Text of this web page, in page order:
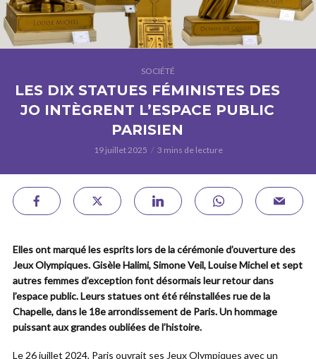
SOCIÉTÉ
LES DIX STATUES FÉMINISTES DES
JO INTÈGRENT L’ESPACE PUBLIC
PARISIEN
19 juillet 2025 3 mins de lecture
Elles ont marqué les esprits lors de la cérémonie d’ouverture des
Jeux Olympiques. Gisèle Halimi, Simone Veil, Louise Michel et sept
autres femmes d’exception font désormais leur retour dans
l’espace public. Leurs statues ont été réinstallées rue de la
Chapelle, dans le 18e arrondissement de Paris. Un hommage
puissant aux grandes oubliées de l’histoire.
Le 26 juillet 2024, Paris ouvrait ses Jeux Olympiques avec un